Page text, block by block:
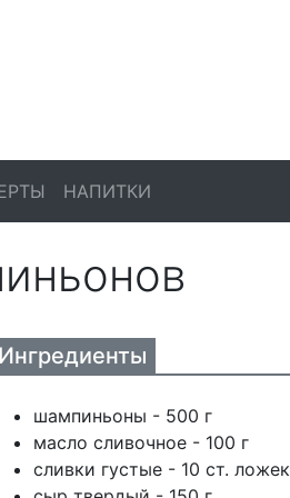
НАПИТКИ
Ингредиенты
шампиньоны - 500 г
масло сливочное - 100 г
сливки густые - 10 ст. ложек